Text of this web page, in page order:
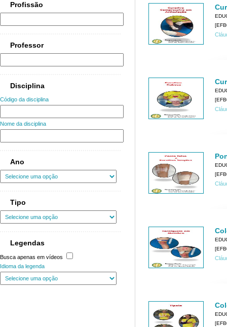
Profissão
Professor
Disciplina
Código da disciplina
Nome da disciplina
Ano
Tipo
Legendas
Busca apenas em vídeos
Idioma da legenda